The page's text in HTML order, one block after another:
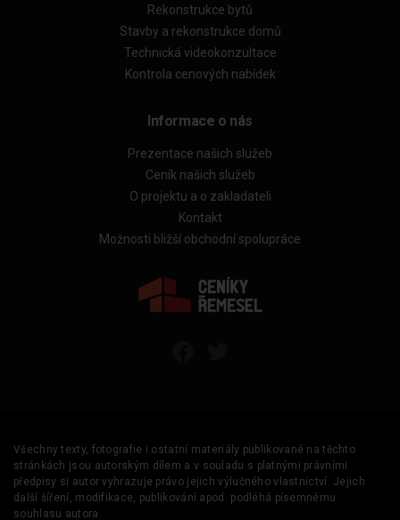
Rekonstrukce bytů
Stavby a rekonstrukce domů
Technická videokonzultace
Kontrola cenových nabídek
Informace o nás
Prezentace našich služeb
Ceník našich služeb
O projektu a o zakladateli
Kontakt
Možnosti bližší obchodní spolupráce
Všechny texty, fotografie i ostatní materiály publikované na těchto
stránkách jsou autorským dílem a v souladu s platnými právními
předpisy si autor vyhrazuje právo jejich výlučného vlastnictví. Jejich
další šíření, modifikace, publikování apod. podléhá písemnému
souhlasu autora.